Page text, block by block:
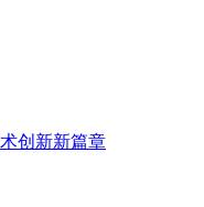
创新新篇章